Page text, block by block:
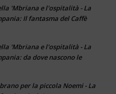
'Mbriana e l'ospitalità - La
Il fantasma del Caffè
'Mbriana e l'ospitalità - La
da dove nascono le
per la piccola Noemi - La